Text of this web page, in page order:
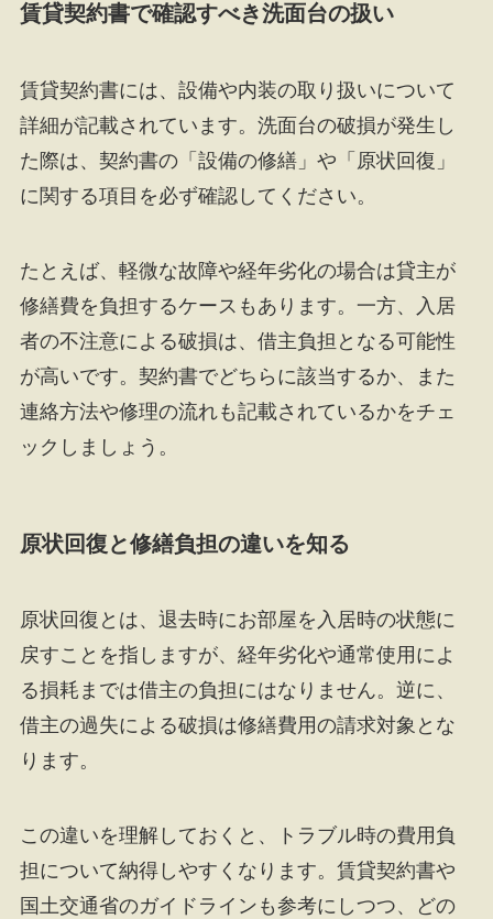
賃貸契約書で確認すべき洗面台の扱い
賃貸契約書には、設備や内装の取り扱いについて
詳細が記載されています。洗面台の破損が発生し
た際は、契約書の「設備の修繕」や「原状回復」
に関する項目を必ず確認してください。
たとえば、軽微な故障や経年劣化の場合は貸主が
修繕費を負担するケースもあります。一方、入居
者の不注意による破損は、借主負担となる可能性
が高いです。契約書でどちらに該当するか、また
連絡方法や修理の流れも記載されているかをチェ
ックしましょう。
原状回復と修繕負担の違いを知る
原状回復とは、退去時にお部屋を入居時の状態に
戻すことを指しますが、経年劣化や通常使用によ
る損耗までは借主の負担にはなりません。逆に、
借主の過失による破損は修繕費用の請求対象とな
ります。
この違いを理解しておくと、トラブル時の費用負
担について納得しやすくなります。賃貸契約書や
国土交通省のガイドラインも参考にしつつ、どの